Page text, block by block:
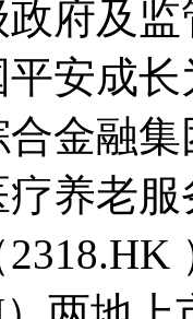
府及
安成
金融
养老